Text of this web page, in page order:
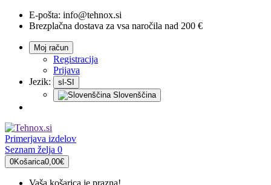
E-pošta: info@tehnox.si
Brezplačna dostava za vsa naročila nad 200 €
Moj račun
Registracija
Prijava
Jezik:
sl-SI
Slovenščina
Primerjava izdelov
Seznam želja 0
0Košarica0,00€
Vaša košarica je prazna!